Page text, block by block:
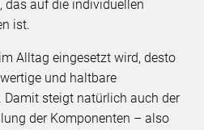
das auf die individuellen
ist.
Alltag eingesetzt wird, desto
und haltbare
Damit steigt natürlich auch der
der Komponenten – also